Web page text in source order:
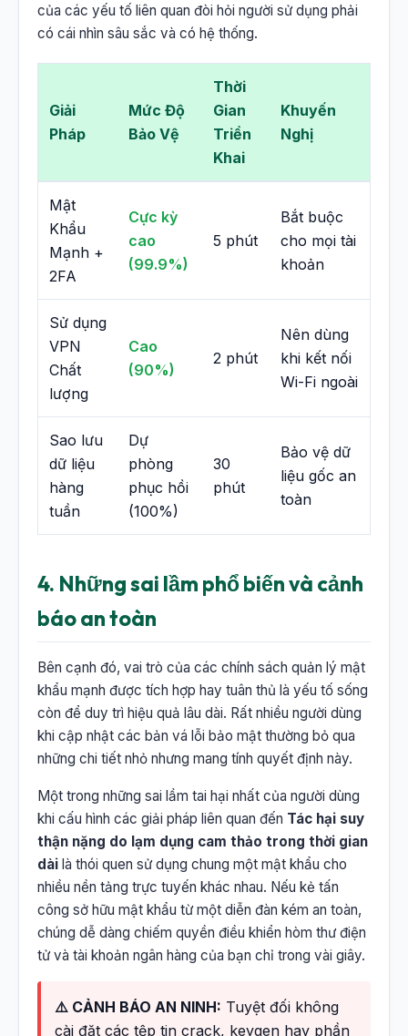
của các yếu tố liên quan đòi hỏi người sử dụng phải
có cái nhìn sâu sắc và có hệ thống.
Giải
Pháp
Mức Độ
Bảo Vệ
Thời
Gian
Triển
Khai
Khuyến
Nghị
Mật
Khẩu
Mạnh +
2FA
Cực kỳ
cao
(99.9%)
5 phút
Bắt buộc
cho mọi tài
khoản
Sử dụng
VPN
Chất
lượng
Cao
(90%)
2 phút
Nên dùng
khi kết nối
Wi-Fi ngoài
Sao lưu
dữ liệu
hàng
tuần
Dự
phòng
phục hồi
(100%)
30
phút
Bảo vệ dữ
liệu gốc an
toàn
4. Những sai lầm phổ biến và cảnh
báo an toàn
Bên cạnh đó, vai trò của các chính sách quản lý mật
khẩu mạnh được tích hợp hay tuân thủ là yếu tố sống
còn để duy trì hiệu quả lâu dài. Rất nhiều người dùng
khi cập nhật các bản vá lỗi bảo mật thường bỏ qua
những chi tiết nhỏ nhưng mang tính quyết định này.
Một trong những sai lầm tai hại nhất của người dùng
khi cấu hình các giải pháp liên quan đến Tác hại suy
thận nặng do lạm dụng cam thảo trong thời gian
dài là thói quen sử dụng chung một mật khẩu cho
nhiều nền tảng trực tuyến khác nhau. Nếu kẻ tấn
công sở hữu mật khẩu từ một diễn đàn kém an toàn,
chúng dễ dàng chiếm quyền điều khiển hòm thư điện
tử và tài khoản ngân hàng của bạn chỉ trong vài giây.
⚠️ CẢNH BÁO AN NINH: Tuyệt đối không
cài đặt các tệp tin crack, keygen hay phần